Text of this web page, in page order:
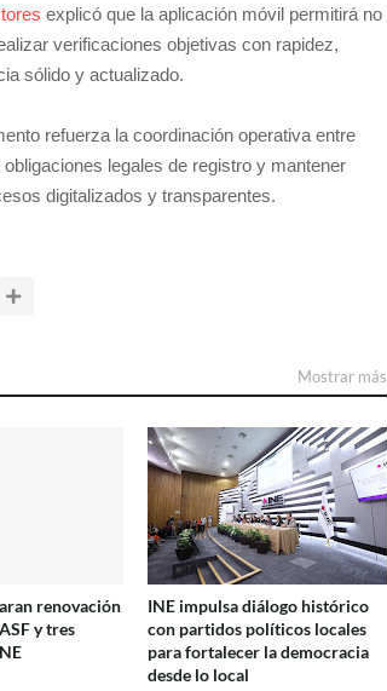
explicó que la aplicación móvil permitirá no
verificaciones objetivas con rapidez,
sólido y actualizado.
refuerza la coordinación operativa entre
legales de registro y mantener
digitalizados y transparentes.
Mostrar más
renovación
y tres
INE impulsa diálogo histórico
con partidos políticos locales
para fortalecer la democracia
desde lo local